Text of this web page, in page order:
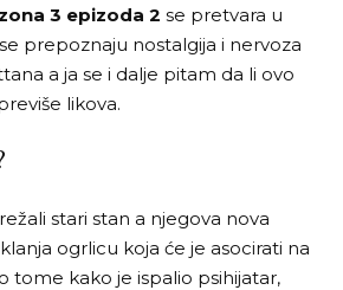
3 epizoda 2 se pretvara u
prepoznaju nostalgija i nervoza
a ja se i dalje pitam da li ovo
likova.
stari stan a njegova nova
ogrlicu koja će je asocirati na
tome kako je ispalio psihijatar,